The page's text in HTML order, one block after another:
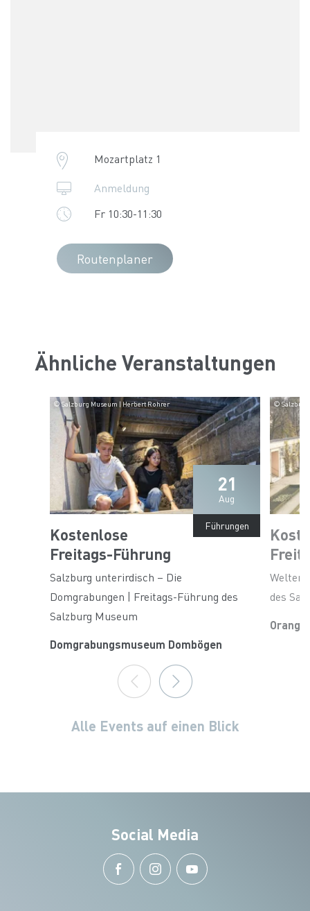
Mozartplatz 1
Anmeldung
Fr 10:30-11:30
Routenplaner
Ähnliche Veranstaltungen
21
Aug
© Salzburg Museum | Herbert Rohrer
Führungen
Kostenlose
Freitags-Führung
Salzburg unterirdisch – Die
Domgrabungen | Freitags-Führung des
Salzburg Museum
Domgrabungsmuseum Dombögen
© Salzburg
des
Alle Events auf einen Blick
Social Media